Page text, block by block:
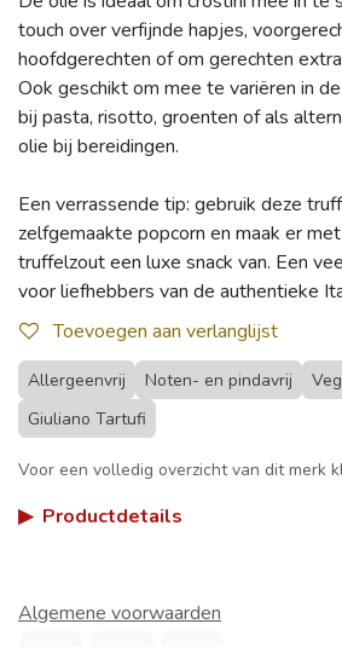
touch over verfijnde hapjes,
hoofdgerechten of om gerechten
Ook geschikt om mee te variëren in
bij pasta, risotto, groenten of als
olie bij bereidingen.
Een verrassende tip: gebruik deze
zelfgemaakte popcorn en maak er
truffelzout een luxe snack van. Een
voor liefhebbers van de authentieke
Toevoegen aan verlanglijst
Allergeenvrij Noten- en pindavrij
Giuliano Tartufi
Voor een volledig overzicht van dit merk
▶ Productdetails
Algemene voorwaarden